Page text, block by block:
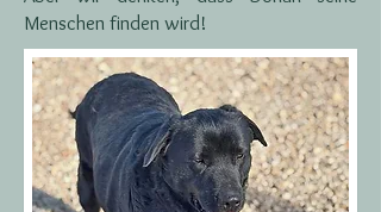
Menschen finden wird!